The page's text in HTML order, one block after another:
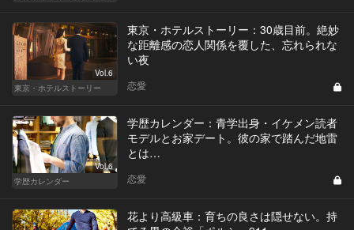
Vol.6
東京・ホテルストーリー
東京・ホテルストーリー：30歳目前。絶妙
な距離感の恋人関係を覆した、忘れられな
い夜
恋愛
Vol.6
学歴カレンダー
学歴カレンダー：青学出身・イケメン読者
モデルとお家デート。彼の家で踏んだ地雷
とは…
恋愛
花より高級車：育ちの良さは隠せない。持